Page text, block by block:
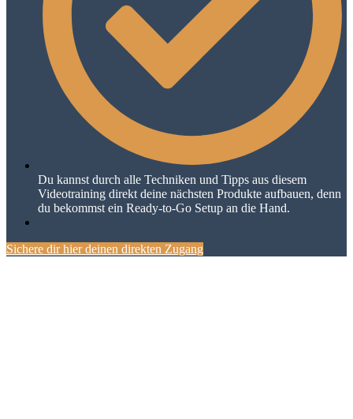
Du kannst durch alle Techniken und Tipps aus diesem
Videotraining direkt deine nächsten Produkte aufbauen, denn
du bekommst ein Ready-to-Go Setup an die Hand.
Sichere dir hier deinen direkten Zugang